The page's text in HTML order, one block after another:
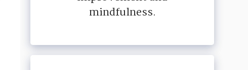
mindfulness.